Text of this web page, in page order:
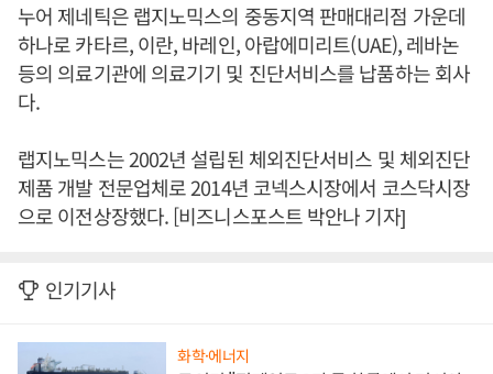
누어 제네틱은 랩지노믹스의 중동지역 판매대리점 가운데
하나로 카타르, 이란, 바레인, 아랍에미리트(UAE), 레바논
등의 의료기관에 의료기기 및 진단서비스를 납품하는 회사
다.
랩지노믹스는 2002년 설립된 체외진단서비스 및 체외진단
제품 개발 전문업체로 2014년 코넥스시장에서 코스닥시장
으로 이전상장했다. [비즈니스포스트 박안나 기자]
인기기사
화학·에너지